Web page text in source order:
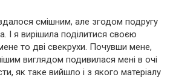
смішним, але згодом подругу
І я вирішила поділитися своєю
то дві свекрухи. Почувши мене,
виглядом подивилася мені в очі
як таке вийшло і з якого матеріалу